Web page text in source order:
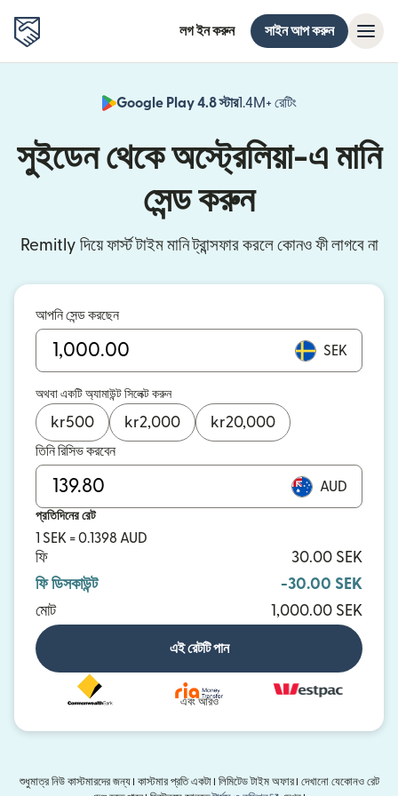
লগ ইন করুন সাইন আপ করুন
Google Play 4.8 স্টার1.4M+ রেটিং
সুইডেন থেকে অস্ট্রেলিয়া-এ মানি
সেন্ড করুন
Remitly দিয়ে ফার্স্ট টাইম মানি ট্রান্সফার করলে কোনও ফী লাগবে না
আপনি সেন্ড করছেন
SEK
অথবা একটি অ্যামাউন্ট সিলেক্ট করুন
kr500 kr2,000 kr20,000
তিনি রিসিভ করবেন
AUD
প্রতিদিনের রেট
1 SEK = 0.1398 AUD
ফি
30.00 SEK
ফি ডিসকাউন্ট
-30.00 SEK
মোট
1,000.00 SEK
এই রেটটি পান
এবং আরও
শুধুমাত্র নিউ কাস্টমারদের জন্য। কাস্টমার প্রতি একটা। লিমিটেড টাইম অফার। দেখানো যেকোনও রেট